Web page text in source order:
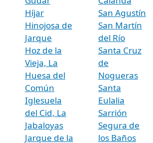
Híjar
Hinojosa de
Jarque
Hoz de la
Vieja, La
Huesa del
Común
Iglesuela
del Cid, La
Jabaloyas
Jarque de la
San Agustín
San Martín
del Río
Santa Cruz
de
Nogueras
Santa
Eulalia
Sarrión
Segura de
los Baños